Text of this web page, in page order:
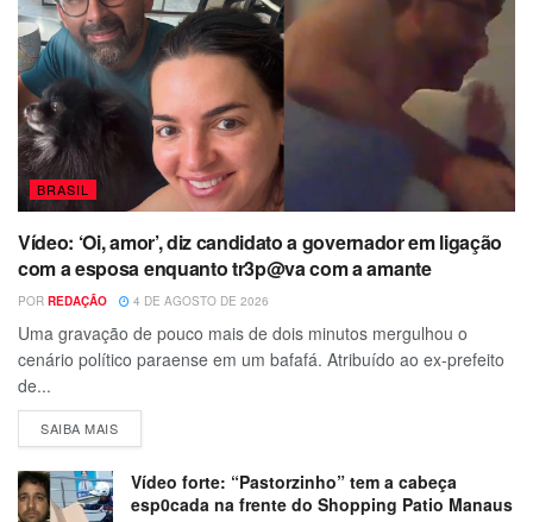
BRASIL
Vídeo: ‘Oi, amor’, diz candidato a governador em ligação
com a esposa enquanto tr3p@va com a amante
POR REDAÇÃO 4 DE AGOSTO DE 2026
Uma gravação de pouco mais de dois minutos mergulhou o
cenário político paraense em um bafafá. Atribuído ao ex-prefeito
de...
SAIBA MAIS
Vídeo forte: “Pastorzinho” tem a cabeça
esp0cada na frente do Shopping Patio Manaus